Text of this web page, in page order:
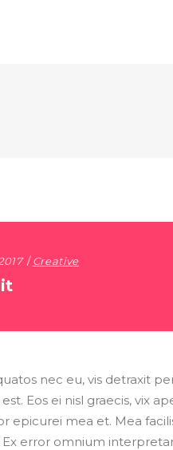
Creative
nec eu, vis detraxit
Eos ei nisl graecis, vix
epicurei mea et. Mea
error omnium